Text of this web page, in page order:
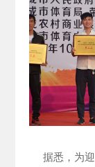
据悉，为迎